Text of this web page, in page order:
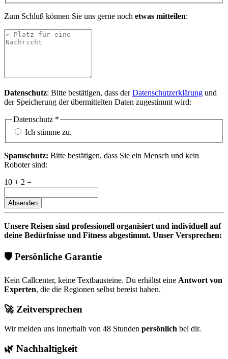
Zum Schluß können Sie uns gerne noch etwas mitteilen:
Datenschutz: Bitte bestätigen, dass derDatenschutzerklärung und
der Speicherung der übermittelten Daten zugestimmt wird:
Datenschutz *
Ich stimme zu.
Spamschutz: Bitte bestätigen, dass Sie ein Mensch und kein
Roboter sind:
10 + 2 =
Absenden
Unsere Reisen sind professionell organisiert und individuell auf
deine Bedürfnisse und Fitness abgestimmt. Unser Versprechen:
🛡️ Persönliche Garantie
Kein Callcenter, keine Textbausteine. Du erhältst eine Antwort von
Experten, die die Regionen selbst bereist haben.
🚀 Zeitversprechen
Wir melden uns innerhalb von 48 Stunden persönlich bei dir.
🌿 Nachhaltigkeit